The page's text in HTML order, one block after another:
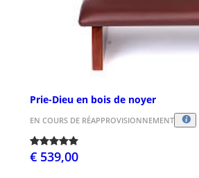
Prie-Dieu en bois de noyer
EN COURS DE RÉAPPROVISIONNEMENT
€ 539,00